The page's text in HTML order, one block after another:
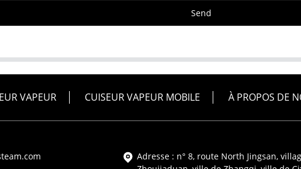
Send
VAPEUR CUISEUR VAPEUR MOBILE À PROPOS DE
Adresse : n° 8, route North Jingsan,